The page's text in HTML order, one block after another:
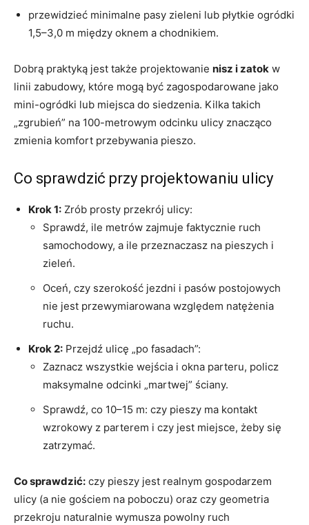
przewidzieć minimalne pasy zieleni lub płytkie ogródki
1,5–3,0 m między oknem a chodnikiem.
Dobrą praktyką jest także projektowanie nisz i zatok w
linii zabudowy, które mogą być zagospodarowane jako
mini-ogródki lub miejsca do siedzenia. Kilka takich
„zgrubień” na 100-metrowym odcinku ulicy znacząco
zmienia komfort przebywania pieszo.
Co sprawdzić przy projektowaniu ulicy
Krok 1: Zrób prosty przekrój ulicy:
Sprawdź, ile metrów zajmuje faktycznie ruch
samochodowy, a ile przeznaczasz na pieszych i
zieleń.
Oceń, czy szerokość jezdni i pasów postojowych
nie jest przewymiarowana względem natężenia
ruchu.
Krok 2: Przejdź ulicę „po fasadach”:
Zaznacz wszystkie wejścia i okna parteru, policz
maksymalne odcinki „martwej” ściany.
Sprawdź, co 10–15 m: czy pieszy ma kontakt
wzrokowy z parterem i czy jest miejsce, żeby się
zatrzymać.
Co sprawdzić: czy pieszy jest realnym gospodarzem
ulicy (a nie gościem na poboczu) oraz czy geometria
przekroju naturalnie wymusza powolny ruch